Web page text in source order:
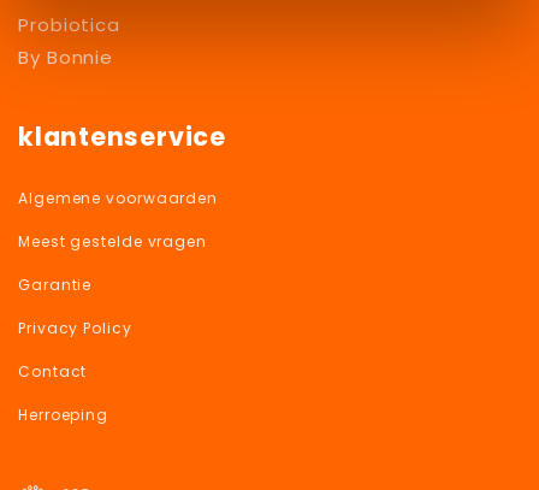
Probiotica
By Bonnie
klantenservice
Algemene voorwaarden
Meest gestelde vragen
Garantie
Privacy Policy
Contact
Herroeping